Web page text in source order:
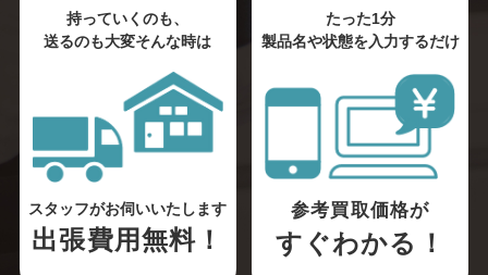
持っていくのも、
送るのも大変そんな時は
スタッフがお伺いいたします
出張費用無料！
たった1分
製品名や状態を入力するだけ
参考買取価格が
すぐわかる！